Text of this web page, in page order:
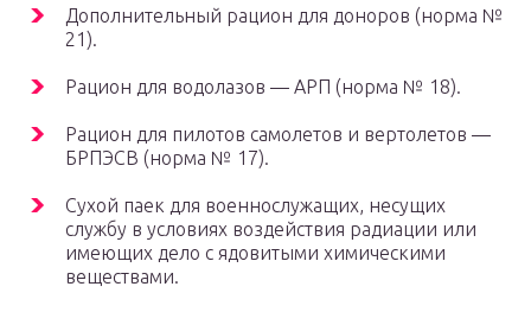
Дополнительный рацион для доноров (норма №
21).
Рацион для водолазов — АРП (норма № 18).
Рацион для пилотов самолетов и вертолетов —
БРПЭСВ (норма № 17).
Сухой паек для военнослужащих, несущих
службу в условиях воздействия радиации или
имеющих дело с ядовитыми химическими
веществами.